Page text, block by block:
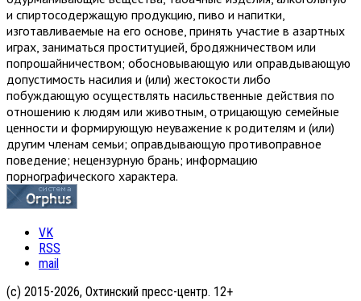
и спиртосодержащую продукцию, пиво и напитки,
изготавливаемые на его основе, принять участие в азартных
играх, заниматься проституцией, бродяжничеством или
попрошайничеством; обосновывающую или оправдывающую
допустимость насилия и (или) жестокости либо
побуждающую осуществлять насильственные действия по
отношению к людям или животным, отрицающую семейные
ценности и формирующую неуважение к родителям и (или)
другим членам семьи; оправдывающую противоправное
поведение; нецензурную брань; информацию
порнографического характера.
VK
RSS
mail
(с) 2015-2026, Охтинский пресс-центр. 12+